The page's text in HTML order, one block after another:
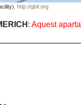
http://gbif.org
:Aquest